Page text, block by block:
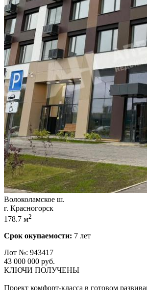
Волоколамское ш.
г. Красногорск
178.7 м2
Срок окупаемости: 7 лет
Лот №: 943417
43 000 000 руб.
КЛЮЧИ ПОЛУЧЕНЫ
Проект комфорт-класса в готовом